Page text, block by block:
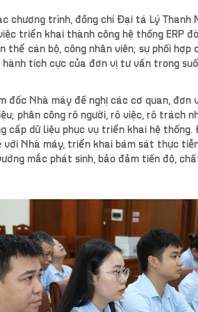
chương trình, đồng chí Đại tá Lý Thanh
triển khai thành công hệ thống ERP
thể cán bộ, công nhân viên; sự phối hợp
hành tích cực của đơn vị tư vấn trong
đốc Nhà máy đề nghị các cơ quan, đơn
phân công rõ người, rõ việc, rõ trách
cấp dữ liệu phục vụ triển khai hệ
với Nhà máy, triển khai bám sát thực
mắc phát sinh, bảo đảm tiến độ,